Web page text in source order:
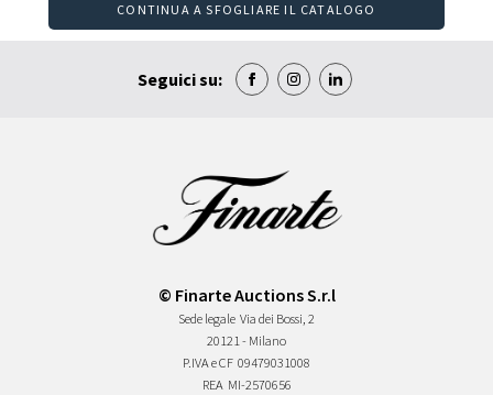
CONTINUA A SFOGLIARE IL CATALOGO
Seguici su:
© Finarte Auctions S.r.l
Sede legale Via dei Bossi, 2
20121 - Milano
P.IVA e CF 09479031008
REA MI-2570656